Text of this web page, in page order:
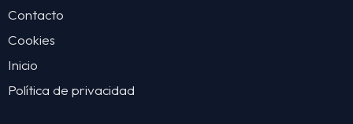
Contacto
Cookies
Inicio
Política de privacidad